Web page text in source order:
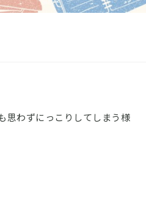
思わずにっこりしてしまう様